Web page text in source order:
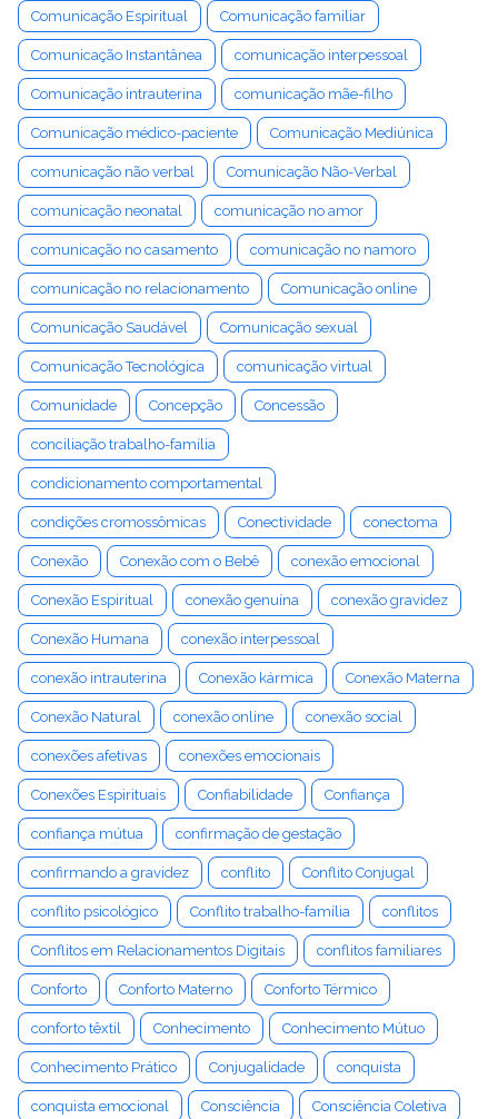
Comunicação Espiritual Comunicação familiar
Comunicação Instantânea comunicação interpessoal
Comunicação intrauterina comunicação mãe-filho
Comunicação médico-paciente Comunicação Mediúnica
comunicação não verbal Comunicação Não-Verbal
comunicação neonatal comunicação no amor
comunicação no casamento comunicação no namoro
comunicação no relacionamento Comunicação online
Comunicação Saudável Comunicação sexual
Comunicação Tecnológica comunicação virtual
Comunidade Concepção Concessão
conciliação trabalho-família
condicionamento comportamental
condições cromossômicas Conectividade conectoma
Conexão Conexão com o Bebê conexão emocional
Conexão Espiritual conexão genuína conexão gravidez
Conexão Humana conexão interpessoal
conexão intrauterina Conexão kármica Conexão Materna
Conexão Natural conexão online conexão social
conexões afetivas conexões emocionais
Conexões Espirituais Confiabilidade Confiança
confiança mútua confirmação de gestação
confirmando a gravidez conflito Conflito Conjugal
conflito psicológico Conflito trabalho-família conflitos
Conflitos em Relacionamentos Digitais conflitos familiares
Conforto Conforto Materno Conforto Térmico
conforto têxtil Conhecimento Conhecimento Mútuo
Conhecimento Prático Conjugalidade conquista
conquista emocional Consciência Consciência Coletiva